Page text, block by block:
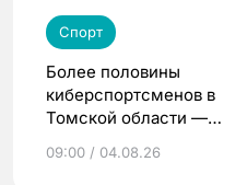
Спорт
Более половины
киберспортсменов в
Томской области —
09:00 / 04.08.26